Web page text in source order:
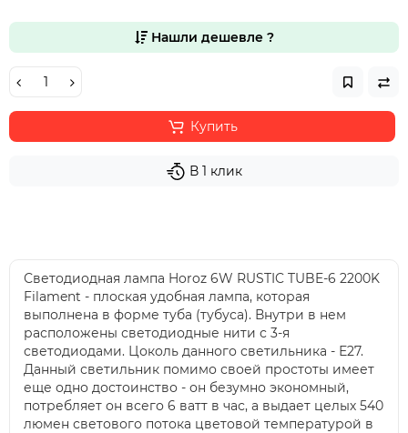
Нашли дешевле ?
Купить
В 1 клик
Светодиодная лампа Horoz 6W RUSTIC TUBE-6 2200K
Filament - плоская удобная лампа, которая
выполнена в форме туба (тубуса). Внутри в нем
расположены светодиодные нити с 3-я
светодиодами. Цоколь данного светильника - Е27.
Данный светильник помимо своей простоты имеет
еще одно достоинство - он безумно экономный,
потребляет он всего 6 ватт в час, а выдает целых 540
люмен светового потока цветовой температурой в